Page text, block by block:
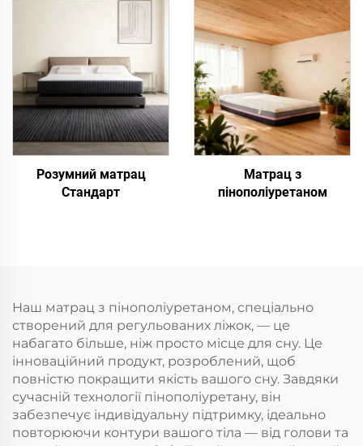
Розумний матрац
Стандарт
Матрац з
пінополіуретаном
Наш матрац з пінополіуретаном, спеціально
створений для регульованих ліжок, — це
набагато більше, ніж просто місце для сну. Це
інноваційний продукт, розроблений, щоб
повністю покращити якість вашого сну. Завдяки
сучасній технології пінополіуретану, він
забезпечує індивідуальну підтримку, ідеально
повторюючи контури вашого тіла — від голови та